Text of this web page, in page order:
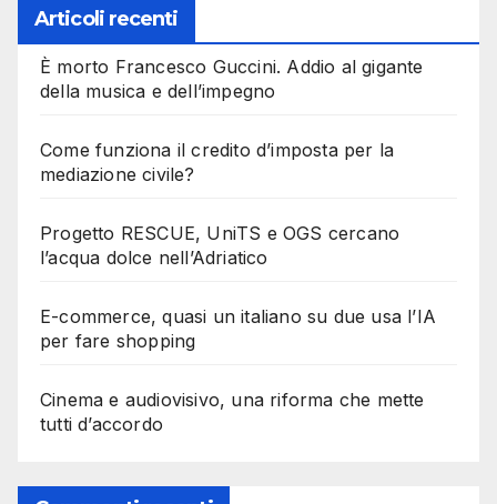
Articoli recenti
È morto Francesco Guccini. Addio al gigante
della musica e dell’impegno
Come funziona il credito d’imposta per la
mediazione civile?
Progetto RESCUE, UniTS e OGS cercano
l’acqua dolce nell’Adriatico
E-commerce, quasi un italiano su due usa l’IA
per fare shopping
Cinema e audiovisivo, una riforma che mette
tutti d’accordo